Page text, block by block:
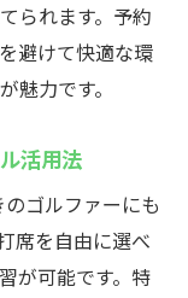
られます。予約
避けて快適な環
魅力です。
活用法
ゴルファーにも
席を自由に選べ
が可能です。特